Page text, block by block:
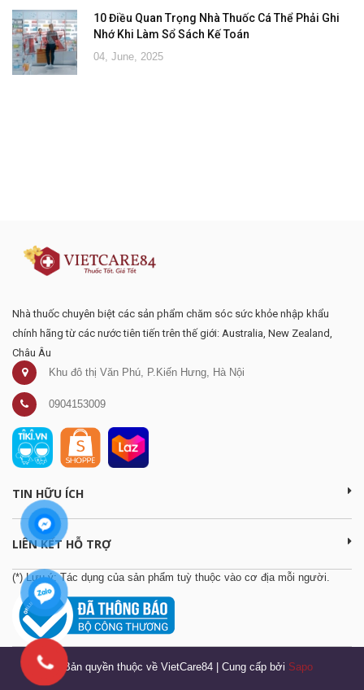
10 Điều Quan Trọng Nhà Thuốc Cá Thể Phải Ghi
Nhớ Khi Làm Sổ Sách Kế Toán
04, June, 2025
Nhà thuốc chuyên biệt các sản phẩm chăm sóc sức khỏe nhập khẩu
chính hãng từ các nước tiên tiến trên thế giới: Australia, New Zealand,
Châu Âu
Khu đô thị Văn Phú, P.Kiến Hưng, Hà Nội
0904153009
TIN HỮU ÍCH
LIÊN KẾT HỖ TRỢ
(*) Lưu ý: Tác dụng của sản phẩm tuỳ thuộc vào cơ địa mỗi người.
© Bản quyền thuộc về VietCare84 Cung cấp bởi Sapo